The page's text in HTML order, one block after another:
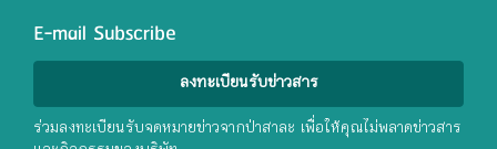
E-mail Subscribe
ลงทะเบียนรับข่าวสาร
ร่วมลงทะเบียนรับจดหมายข่าวจากป่าสาละ เพื่อให้คุณไม่พลาดข่าวสาร